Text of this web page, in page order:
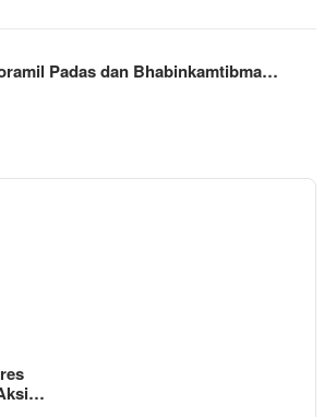
Padas dan Bhabinkamtibma…